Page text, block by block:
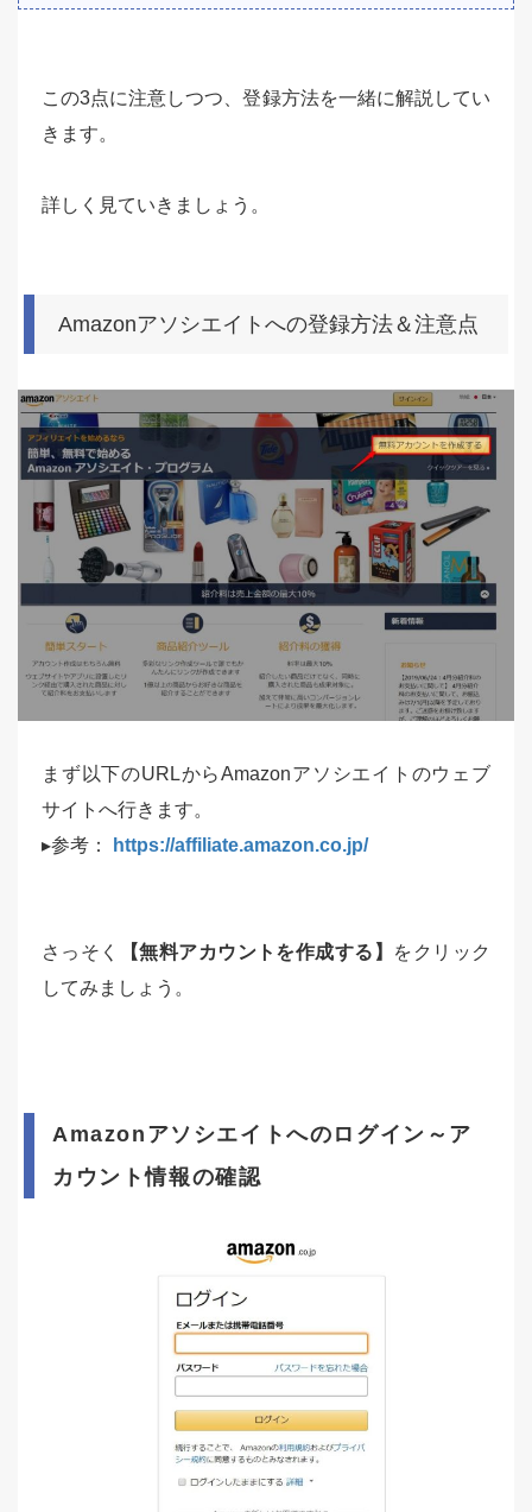
この3点に注意しつつ、登録方法を一緒に解説してい
きます。
詳しく見ていきましょう。
Amazonアソシエイトへの登録方法＆注意点
まず以下のURLからAmazonアソシエイトのウェブ
サイトへ行きます。
▸参考：
https://affiliate.amazon.co.jp/
さっそく 【無料アカウントを作成する】
をクリック
してみましょう。
Amazonアソシエイトへのログイン～ア
カウント情報の確認